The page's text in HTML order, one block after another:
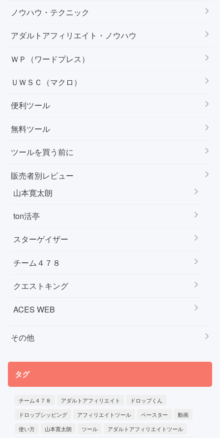
ノウハウ・テクニック
アダルトアフィリエイト・ノウハウ
ＷＰ（ワードプレス）
ＵＷＳＣ（マクロ）
便利ツール
無料ツール
ツールを買う前に
販売者別レビュー
山本寛太朗
ton活亭
スターゲイザー
チーム４７８
クエストキング
ACES WEB
その他
タグ
チーム４７８ アダルトアフィリエイト
ドロップくん
ドロップシッピング
アフィリエイトツール ペースター
動画
使い方
山本寛太朗 ツール
アダルトアフィリエイトツール